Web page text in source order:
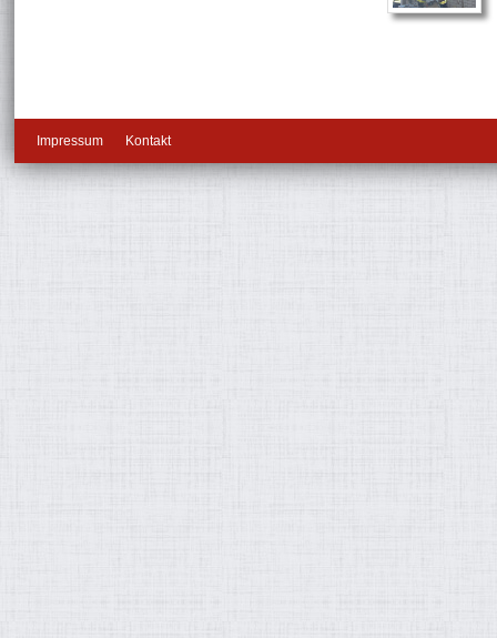
Impressum Kontakt